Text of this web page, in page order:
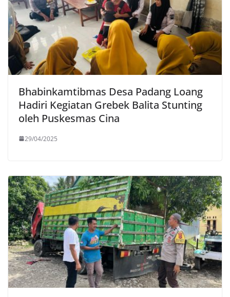
Bhabinkamtibmas Desa Padang Loang
Hadiri Kegiatan Grebek Balita Stunting
oleh Puskesmas Cina
29/04/2025